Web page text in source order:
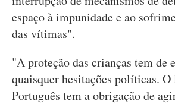
espaço à impunidade e ao
das vítimas".
"A proteção das crianças tem de
quaisquer hesitações políticas. O
Português tem a obrigação de